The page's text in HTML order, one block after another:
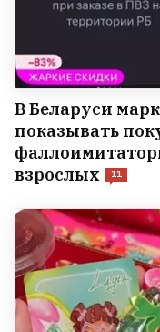
В Беларуси
показывать
взрослых
11